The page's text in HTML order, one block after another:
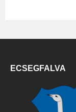
ECSEGFALVA